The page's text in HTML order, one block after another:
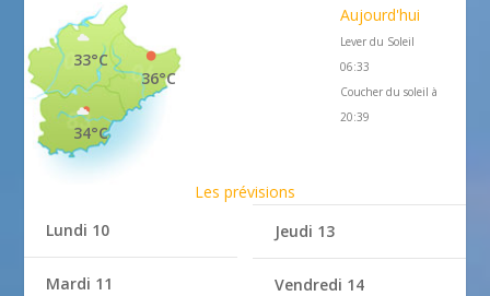
36°C
33°C
34°C
Aujourd'hui
Lever du Soleil
06:33
Coucher du soleil à
20:39
Les prévisions
Lundi 10
Mardi 11
Jeudi 13
Vendredi 14